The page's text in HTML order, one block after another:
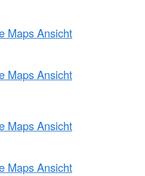
Maps Ansicht
Maps Ansicht
Maps Ansicht
Maps Ansicht